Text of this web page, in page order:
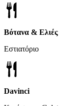
Βότανα & Ελιές
Εστιατόριο
Davinci